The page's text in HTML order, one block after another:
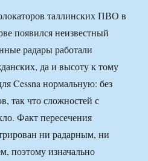
таллинских ПВО в
появился неизвестный
радары работали
да и высоту к тому
Cessna нормальную: без
так что сложностей с
Факт пересечения
ни радарным, ни
поэтому изначально